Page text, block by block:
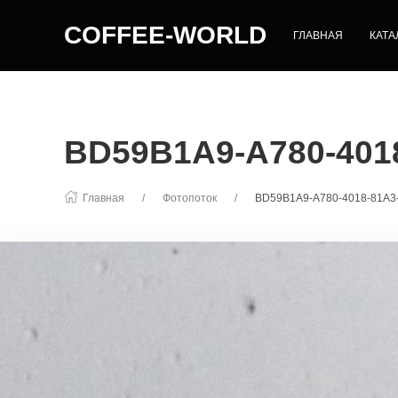
COFFEE-WORLD ГЛАВНАЯ
BD59B1A9-A780-
Главная Фотопоток BD59B1A9-A780-4018-